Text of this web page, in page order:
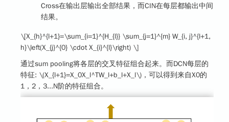
Cross在输出层输出全部结果，而CIN在每层都输出中间
结果。
\[X_{h}^{l+1}=\sum_{i=1}^{H_{l}} \sum_{j=1}^{m} W_{i, j}^{l+1,
h}\left(X_{j}^{0} \cdot X_{i}^{l}\right) \]
通过sum pooling将各层的交叉特征组合起来。而DCN每层的
特征: \(X_{l+1}=X_0X_l^TW_l+b_l+X_l\) ，可以得到来自X0的
1，2，3...N阶的特征组合。